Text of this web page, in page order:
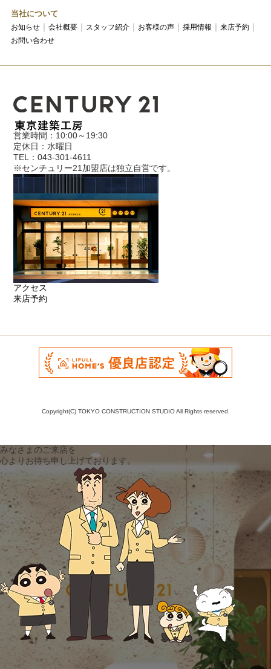
当社について
お知らせ 会社概要 スタッフ紹介 お客様の声 採用情報
来店予約
お問い合わせ
営業時間：10:00～19:30
定休日：水曜日
TEL：043-301-4611
※センチュリー21加盟店は独立自営です。
アクセス
来店予約
Copyright(C) TOKYO CONSTRUCTION STUDIO All Rights reserved.
みなさまのご来店を
心よりお待ち申し上げております。